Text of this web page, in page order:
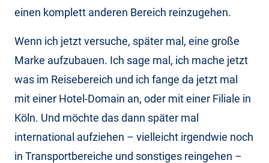
einen komplett anderen Bereich reinzugehen.
Wenn ich jetzt versuche, später mal, eine große
Marke aufzubauen. Ich sage mal, ich mache jetzt
was im Reisebereich und ich fange da jetzt mal
mit einer Hotel-Domain an, oder mit einer Filiale in
Köln. Und möchte das dann später mal
international aufziehen – vielleicht irgendwie noch
in Transportbereiche und sonstiges reingehen –